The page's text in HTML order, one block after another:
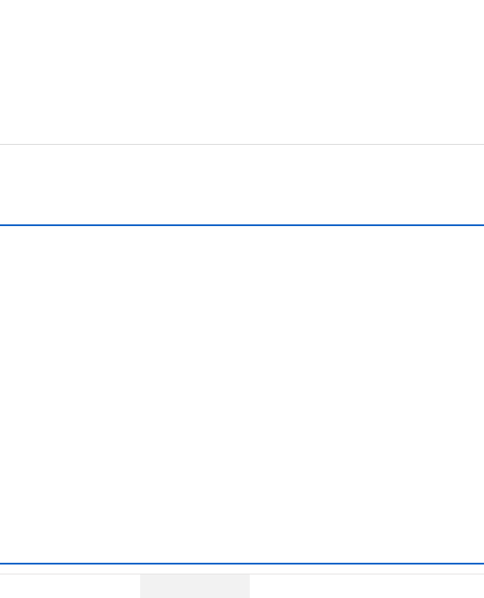
反弹或在规定的时间内电机自动停止工作，且力度很小（≤2Kg）；